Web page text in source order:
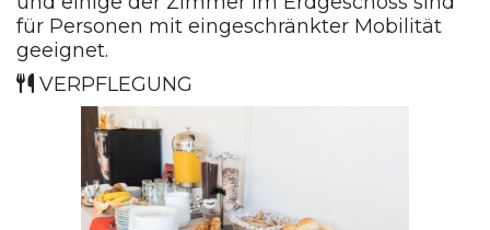
für Personen mit eingeschränkter Mobilität
geeignet.
VERPFLEGUNG